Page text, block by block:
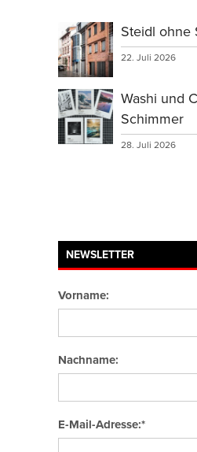
Steidl ohne
22. Juli 2026
Washi und
Schimmer
28. Juli 2026
NEWSLETTER
Vorname:
Nachname:
E-Mail-Adresse:*